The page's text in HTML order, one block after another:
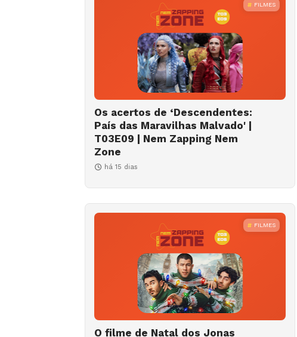
FILMES
Os acertos de ‘Descendentes:
País das Maravilhas Malvado' |
T03E09 | Nem Zapping Nem
Zone
há 15 dias
FILMES
O filme de Natal dos Jonas